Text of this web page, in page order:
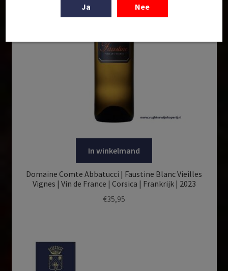
In winkelmand
Domaine Comte Abbatucci | Faustine Blanc Vieilles
Vignes | Vin de France | Corsica | Frankrijk | 2023
€35,95
Ja
Nee